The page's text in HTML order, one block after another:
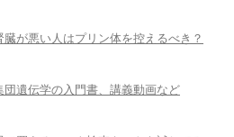
が悪い人はプリン体を控えるべき？
遺伝学の入門書、講義動画など